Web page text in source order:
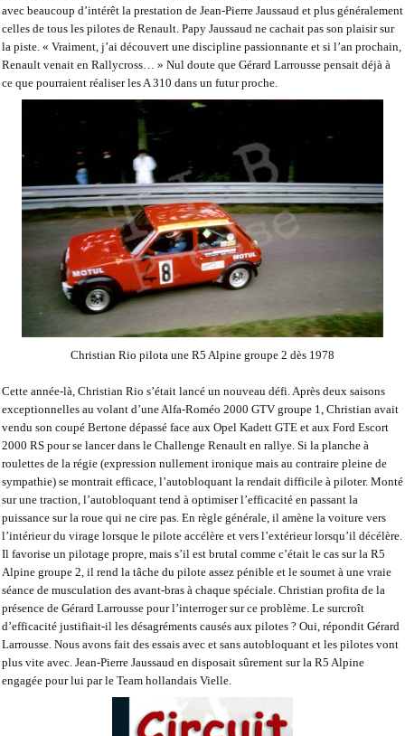
avec beaucoup d’intérêt la prestation de Jean-Pierre Jaussaud et plus généralement
celles de tous les pilotes de Renault. Papy Jaussaud ne cachait pas son plaisir sur
la piste. « Vraiment, j’ai découvert une discipline passionnante et si l’an prochain,
Renault venait en Rallycross…
» Nul doute que Gérard Larrousse pensait déjà à
ce que pourraient réaliser les A 310 dans un futur proche.
Christian Rio pilota une R5 Alpine groupe 2 dès 1978
Cette année-là, Christian Rio s’était lancé un nouveau défi. Après deux saisons
exceptionnelles au volant d’une Alfa-Roméo 2000 GTV groupe 1, Christian avait
vendu son coupé Bertone dépassé face aux Opel Kadett GTE et aux Ford Escort
2000 RS pour se lancer dans le Challenge Renault en rallye. Si la planche à
roulettes de la régie (expression nullement ironique mais au contraire pleine de
sympathie) se montrait efficace, l’autobloquant la rendait difficile à piloter. Monté
sur une traction, l’autobloquant tend à optimiser l’efficacité en passant la
puissance sur la roue qui ne cire pas. En règle générale, il amène la voiture vers
l’intérieur du virage lorsque le pilote accélère et vers l’extérieur lorsqu’il décélère.
Il favorise un pilotage propre, mais s’il est brutal comme c’était le cas sur la R5
Alpine groupe 2, il rend la tâche du pilote assez pénible et le soumet à une vraie
séance de musculation des avant-bras à chaque spéciale. Christian profita de la
présence de Gérard Larrousse pour l’interroger sur ce problème. Le surcroît
d’efficacité justifiait-il les désagréments causés aux pilotes ? Oui, répondit Gérard
Larrousse. Nous avons fait des essais avec et sans autobloquant et les pilotes vont
plus vite avec. Jean-Pierre Jaussaud en disposait sûrement sur la R5 Alpine
engagée pour lui par le Team hollandais Vielle.